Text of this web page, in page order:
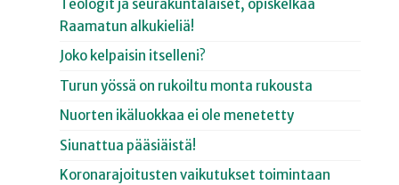
Teologit ja seurakuntalaiset, opiskelkaa
Raamatun alkukieliä!
Joko kelpaisin itselleni?
Turun yössä on rukoiltu monta rukousta
Nuorten ikäluokkaa ei ole menetetty
Siunattua pääsiäistä!
Koronarajoitusten vaikutukset toimintaan